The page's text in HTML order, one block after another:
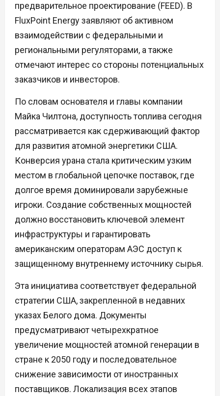
предварительное проектирование (FEED). В
FluxPoint Energy заявляют об активном
взаимодействии с федеральными и
региональными регуляторами, а также
отмечают интерес со стороны потенциальных
заказчиков и инвесторов.
По словам основателя и главы компании
Майка Чилтона, доступность топлива сегодня
рассматривается как сдерживающий фактор
для развития атомной энергетики США.
Конверсия урана стала критическим узким
местом в глобальной цепочке поставок, где
долгое время доминировали зарубежные
игроки. Создание собственных мощностей
должно восстановить ключевой элемент
инфраструктуры и гарантировать
американским операторам АЭС доступ к
защищенному внутреннему источнику сырья.
Эта инициатива соответствует федеральной
стратегии США, закрепленной в недавних
указах Белого дома. Документы
предусматривают четырехкратное
увеличение мощностей атомной генерации в
стране к 2050 году и последовательное
снижение зависимости от иностранных
поставщиков. Локализация всех этапов